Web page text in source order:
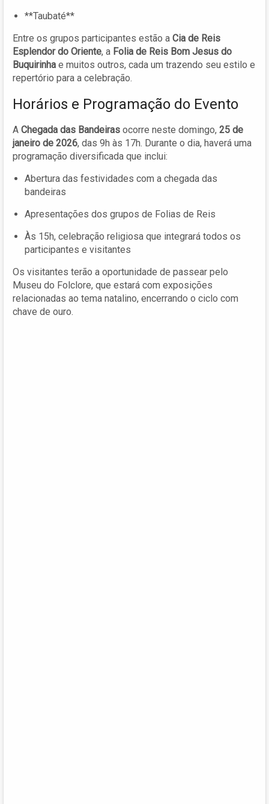
**Taubaté**
Entre os grupos participantes estão a Cia de Reis
Esplendor do Oriente, a Folia de Reis Bom Jesus do
Buquirinha e muitos outros, cada um trazendo seu estilo e
repertório para a celebração.
Horários e Programação do Evento
A Chegada das Bandeiras ocorre neste domingo, 25 de
janeiro de 2026, das 9h às 17h. Durante o dia, haverá uma
programação diversificada que inclui:
Abertura das festividades com a chegada das
bandeiras
Apresentações dos grupos de Folias de Reis
Às 15h, celebração religiosa que integrará todos os
participantes e visitantes
Os visitantes terão a oportunidade de passear pelo
Museu do Folclore, que estará com exposições
relacionadas ao tema natalino, encerrando o ciclo com
chave de ouro.